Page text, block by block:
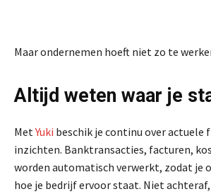
Maar ondernemen hoeft niet zo te
Altijd weten waar je
MetYuki beschik je continu over actuele
inzichten. Banktransacties, facturen,
worden automatisch verwerkt, zodat je
hoe je bedrijf ervoor staat. Niet